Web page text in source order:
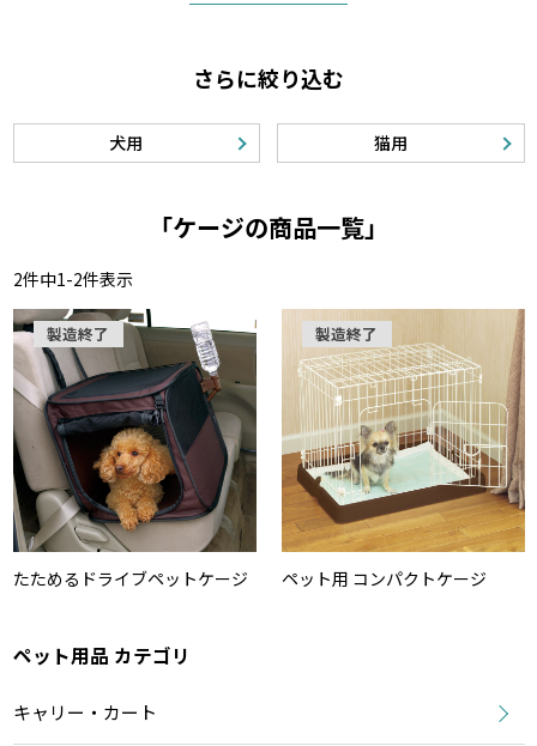
さらに絞り込む
犬用 猫用
「ケージの商品一覧」
2件中1-2件表示
製造終了
たためるドライブペットケージ
製造終了
ペット用 コンパクトケージ
ペット用品 カテゴリ
キャリー・カート